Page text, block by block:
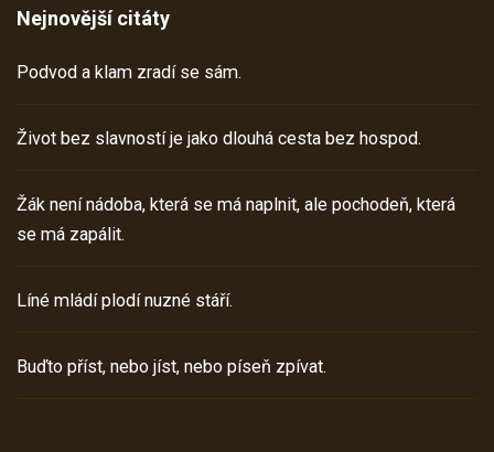
Nejnovější citáty
Podvod a klam zradí se sám.
Život bez slavností je jako dlouhá cesta bez hospod.
Žák není nádoba, která se má naplnit, ale pochodeň, která
se má zapálit.
Líné mládí plodí nuzné stáří.
Buďto příst, nebo jíst, nebo píseň zpívat.